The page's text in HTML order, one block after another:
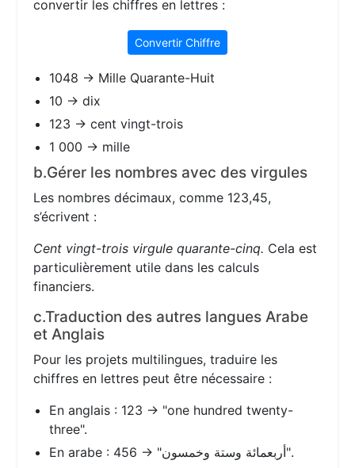
convertir les chiffres en lettres :
Convertir Chiffre
1048 → Mille Quarante-Huit
10 → dix
123 → cent vingt-trois
1 000 → mille
b.Gérer les nombres avec des virgules
Les nombres décimaux, comme 123,45,
s’écrivent :
Cent vingt-trois virgule quarante-cinq. Cela est
particulièrement utile dans les calculs
financiers.
c.Traduction des autres langues Arabe
et Anglais
Pour les projets multilingues, traduire les
chiffres en lettres peut être nécessaire :
En anglais : 123 → "one hundred twenty-
three".
En arabe : 456 → "أربعمائة وستة وخمسون".